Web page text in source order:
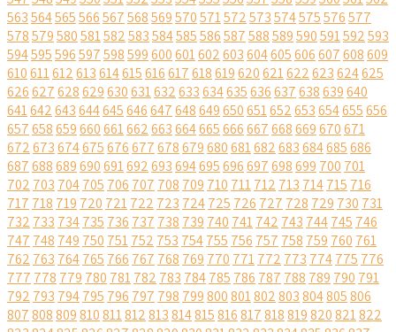
563564565566567568569570571572573574575576577
578579580581582583584585586587588589590591592593
594595596597598599600601602603604605606607608609
610611612613614615616617618619620621622623624625
626627628629630631632633634635636637638639640
641642643644645646647648649650651652653654655656
657658659660661662663664665666667668669670671
672673674675676677678679680681682683684685686
687688689690691692693694695696697698699 700 701
702 703 704705 706 707 708 709 710 711712 713 714715 716
717 718 719 720 721722 723 724725 726 727 728 729 730 731
732 733 734735 736 737 738 739 740 741742 743 744745 746
747 748 749 750 751752 753 754755 756 757 758 759 760 761
762 763 764765 766 767 768 769 770 771772 773 774775 776
777 778 779 780 781782 783 784785 786 787 788 789 790 791
792 793 794795 796 797 798 799800801802803804805806
807808809810811812813814815816817818819820821822